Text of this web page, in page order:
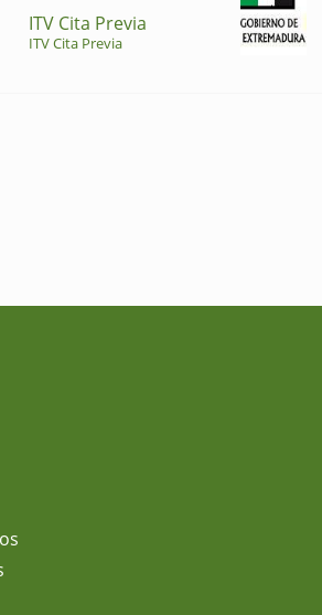
ITV Cita Previa
ITV Cita Previa